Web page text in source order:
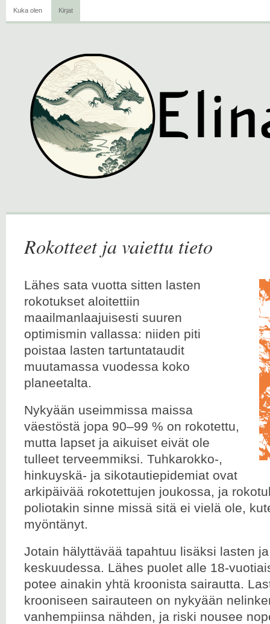
Kuka olen Kirjat
Rokotteet ja vaiettu tieto
Lähes sata vuotta sitten lasten
rokotukset aloitettiin
maailmanlaajuisesti suuren
optimismin vallassa: niiden piti
poistaa lasten tartuntataudit
muutamassa vuodessa koko
planeetalta.
Nykyään useimmissa maissa
väestöstä jopa 90–99 % on rokotettu,
mutta lapset ja aikuiset eivät ole
tulleet terveemmiksi. Tuhkarokko-,
hinkuyskä- ja sikotautiepidemiat ovat
arkipäivää rokotettujen joukossa, ja
poliotakin sinne missä sitä ei vielä ole,
myöntänyt.
Jotain hälyttävää tapahtuu lisäksi lasten
keskuudessa. Lähes puolet alle 18-
potee ainakin yhtä kroonista sairautta.
krooniseen sairauteen on nykyään
vanhempiinsa nähden, ja riski nousee